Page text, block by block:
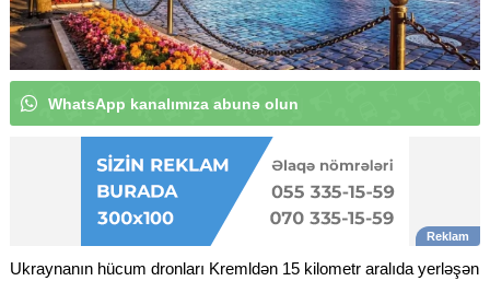
WhatsApp kanalımıza ab|
Ukraynanın hücum dronları Kremldən 15 kilometr aralıda yerləşən